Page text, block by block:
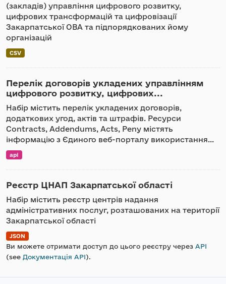
(закладів) управління цифрового розвитку,
цифрових трансформацій та цифровізації
Закарпатської ОВА та підпорядкованих йому
організацій
CSV
Перелік договорів укладених управлінням
цифрового розвитку, цифрових...
Набір містить перелік укладених договорів,
додаткових угод, актів та штрафів. Ресурси
Contracts, Addendums, Acts, Peny містять
інформацію з Єдиного веб-порталу використання...
api
Реєстр ЦНАП Закарпатської області
Набір містить реєстр центрів надання
адміністративних послуг, розташованих на території
Закарпатської області
JSON
Ви можете отримати доступ до цього реєстру через API
(see Документація API).